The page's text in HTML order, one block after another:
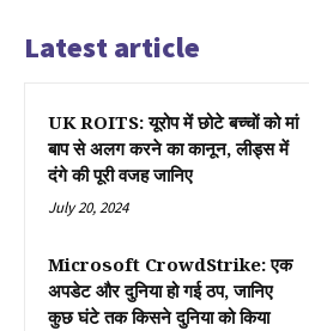
Latest article
UK ROITS: यूरोप में छोटे बच्चों को मां
बाप से अलग करने का कानून, लीड्स में
दंगे की पूरी वजह जानिए
July 20, 2024
Microsoft CrowdStrike: एक
अपडेट और दुनिया हो गई ठप, जानिए
कुछ घंटे तक किसने दुनिया को किया